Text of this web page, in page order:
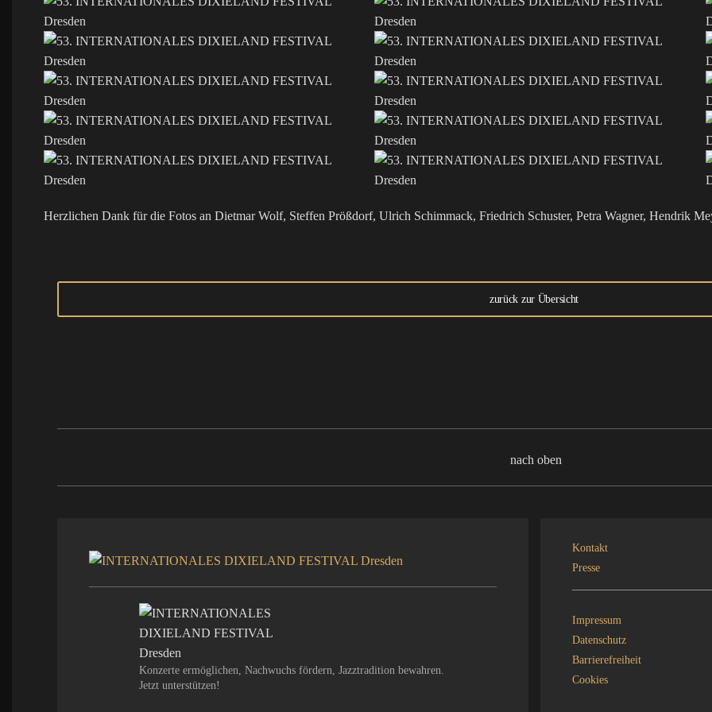
Herzlichen Dank für die Fotos an Dietmar Wolf, Steffen Prößdorf, Ulrich Schimmack, Friedrich Schuster, Petra Wagner, Hendrik
zurück zur Übersicht
nach oben
Kontakt
Presse
Impressum
Datenschutz
Barrierefreiheit
Cookies
Konzerte ermöglichen, Nachwuchs fördern, Jazztradition bewahren.
Jetzt unterstützen!